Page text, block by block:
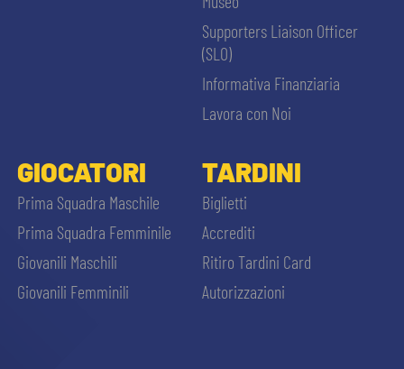
Supporters Liaison Officer
(SLO)
Informativa Finanziaria
Lavora con Noi
GIOCATORI
Prima Squadra Maschile
Prima Squadra Femminile
Giovanili Maschili
Giovanili Femminili
TARDINI
Biglietti
Accrediti
Ritiro Tardini Card
Autorizzazioni